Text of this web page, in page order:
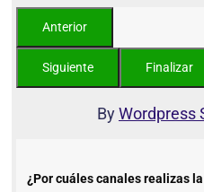
ByWordpress
¿Por cuáles canales realizas